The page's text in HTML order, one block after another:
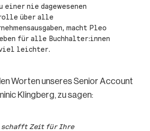
einer nie dagewesenen
über alle
macht Pleo
für alle Buchhalter:innen
leichter.
Worten unseres Senior Account
Klingberg, zu sagen:
schafft Zeit für Ihre